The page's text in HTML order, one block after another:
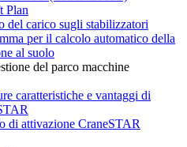
Plan
del carico sugli stabilizzatori
per il calcolo automatico della
al suolo
del parco macchine
caratteristiche e vantaggi di
di attivazione CraneSTAR